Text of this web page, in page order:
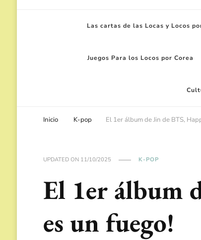
Las cartas de las Locas y Locos
Juegos Para los Locos por Corea
Inicio K-pop El 1er álbum de Jin de BTS,
UPDATED ON 11/10/2025 K-POP
El 1er álbum
es un fuego!